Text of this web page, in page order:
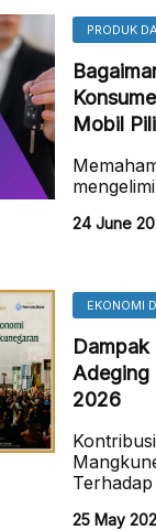
PRODUK
Mobil
24 June
EKONOMI
Dampak
Adeging
2026
Terhadap
25 May